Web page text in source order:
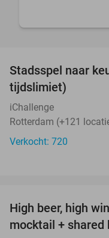
Stadsspel naar
tijdslimiet)
iChallenge
Rotterdam (+121
Verkocht: 720
High beer, high
mocktail +